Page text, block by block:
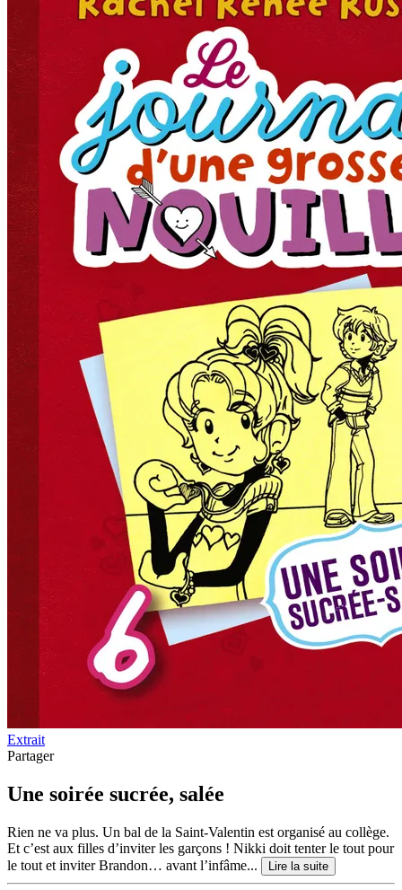
Extrait
Partager
Une soirée sucrée, salée
Rien ne va plus. Un bal de la Saint-Valentin est organisé au collège.
Et c’est aux filles d’inviter les garçons ! Nikki doit tenter le tout pour
le tout et inviter Brandon… avant l’infâme...
Lire la suite